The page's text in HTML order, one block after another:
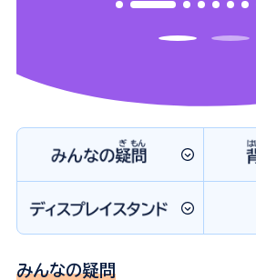
みんなの疑問